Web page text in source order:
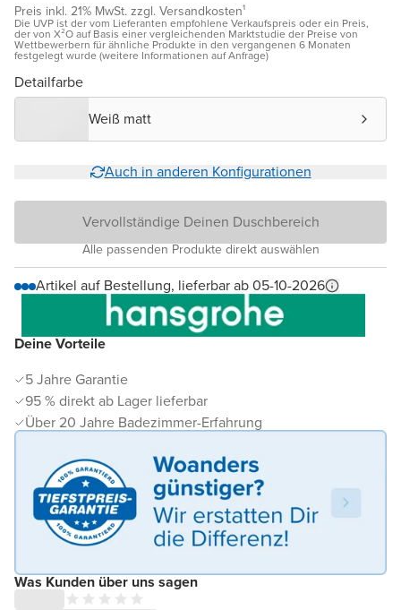
Deine Vorteile
5 Jahre Garantie
95 % direkt ab Lager lieferbar
Über 20 Jahre Badezimmer-Erfahrung
Was Kunden über uns sagen
Preis inkl. 21% MwSt. zzgl. Versandkosten¹
Die UVP ist der vom Lieferanten empfohlene Verkaufspreis oder ein Preis,
der von X²O auf Basis einer vergleichenden Marktstudie der Preise von
Wettbewerbern für ähnliche Produkte in den vergangenen 6 Monaten
festgelegt wurde (weitere Informationen auf Anfrage)
Detailfarbe
Weiß matt
Auch in anderen Konfigurationen
Vervollständige Deinen Duschbereich
Alle passenden Produkte direkt auswählen
Artikel auf Bestellung, lieferbar ab 05-10-2026